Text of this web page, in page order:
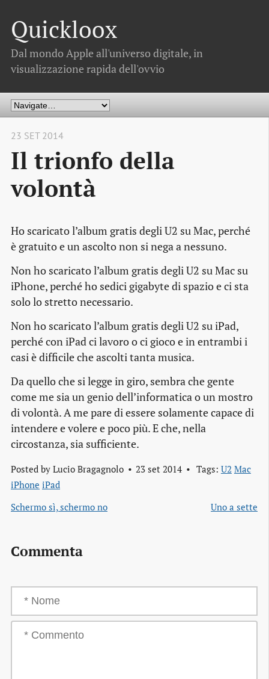
Quickloox
Dal mondo Apple all'universo digitale, in
visualizzazione rapida dell'ovvio
23 SET 2014
Il trionfo della
volontà
Ho scaricato l’album gratis degli U2 su Mac, perché
è gratuito e un ascolto non si nega a nessuno.
Non ho scaricato l’album gratis degli U2 su Mac su
iPhone, perché ho sedici gigabyte di spazio e ci sta
solo lo stretto necessario.
Non ho scaricato l’album gratis degli U2 su iPad,
perché con iPad ci lavoro o ci gioco e in entrambi i
casi è difficile che ascolti tanta musica.
Da quello che si legge in giro, sembra che gente
come me sia un genio dell’informatica o un mostro
di volontà. A me pare di essere solamente capace di
intendere e volere e poco più. E che, nella
circostanza, sia sufficiente.
Posted by Lucio Bragagnolo 23 set 2014 Tags: U2 Mac
iPhone iPad
Schermo sì, schermo no
Uno a sette
Commenta